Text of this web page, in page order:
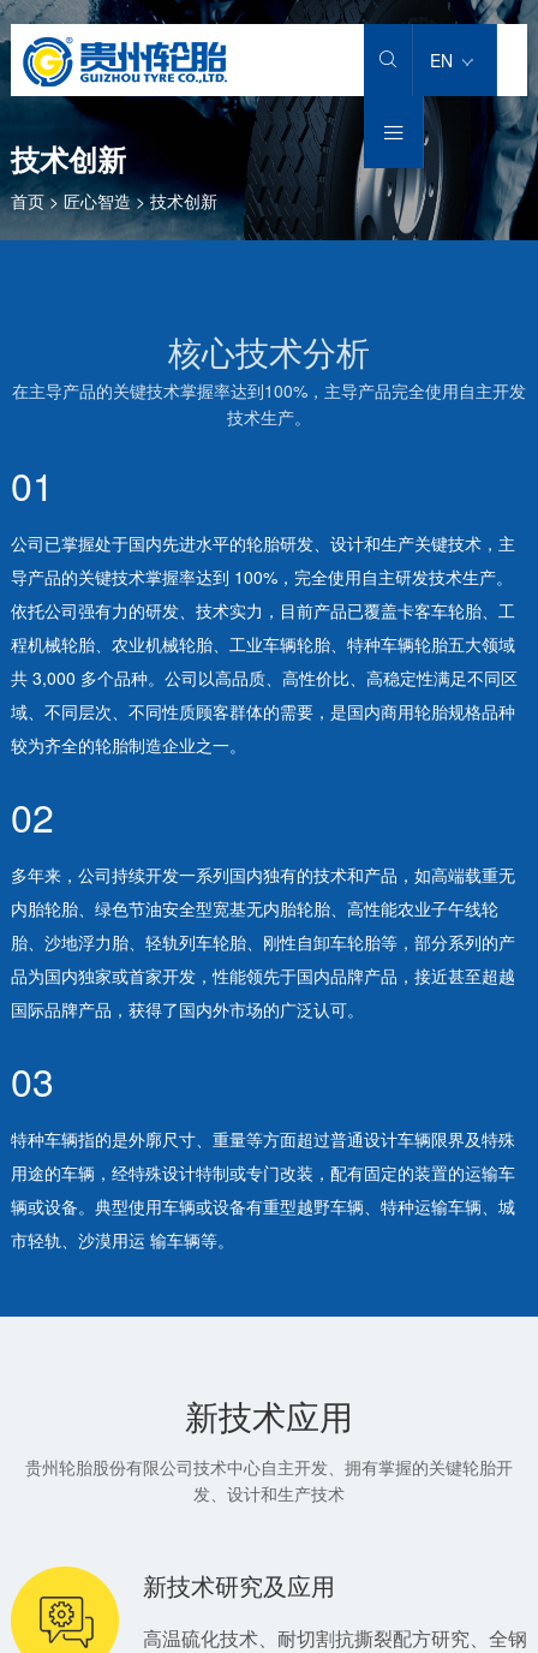
 EN

技术创新
首页 > 匠心智造 > 技术创新
核心技术分析
在主导产品的关键技术掌握率达到100%，主导产品完全使用自主开发
技术生产。
01
公司已掌握处于国内先进水平的轮胎研发、设计和生产关键技术，主
导产品的关键技术掌握率达到 100%，完全使用自主研发技术生产。
依托公司强有力的研发、技术实力，目前产品已覆盖卡客车轮胎、工
程机械轮胎、农业机械轮胎、工业车辆轮胎、特种车辆轮胎五大领域
共 3,000 多个品种。公司以高品质、高性价比、高稳定性满足不同区
域、不同层次、不同性质顾客群体的需要，是国内商用轮胎规格品种
较为齐全的轮胎制造企业之一。
02
多年来，公司持续开发一系列国内独有的技术和产品，如高端载重无
内胎轮胎、绿色节油安全型宽基无内胎轮胎、高性能农业子午线轮
胎、沙地浮力胎、轻轨列车轮胎、刚性自卸车轮胎等，部分系列的产
品为国内独家或首家开发，性能领先于国内品牌产品，接近甚至超越
国际品牌产品，获得了国内外市场的广泛认可。
03
特种车辆指的是外廓尺寸、重量等方面超过普通设计车辆限界及特殊
用途的车辆，经特殊设计特制或专门改装，配有固定的装置的运输车
辆或设备。典型使用车辆或设备有重型越野车辆、特种运输车辆、城
市轻轨、沙漠用运 输车辆等。
新技术应用
贵州轮胎股份有限公司技术中心自主开发、拥有掌握的关键轮胎开
发、设计和生产技术
新技术研究及应用
高温硫化技术、耐切割抗撕裂配方研究、全钢